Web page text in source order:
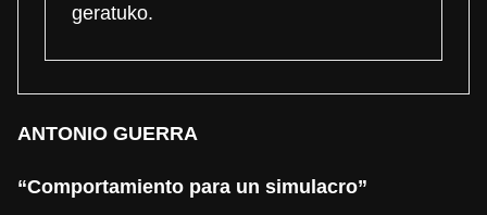
geratuko.
ANTONIO GUERRA
“Comportamiento para un simulacro”